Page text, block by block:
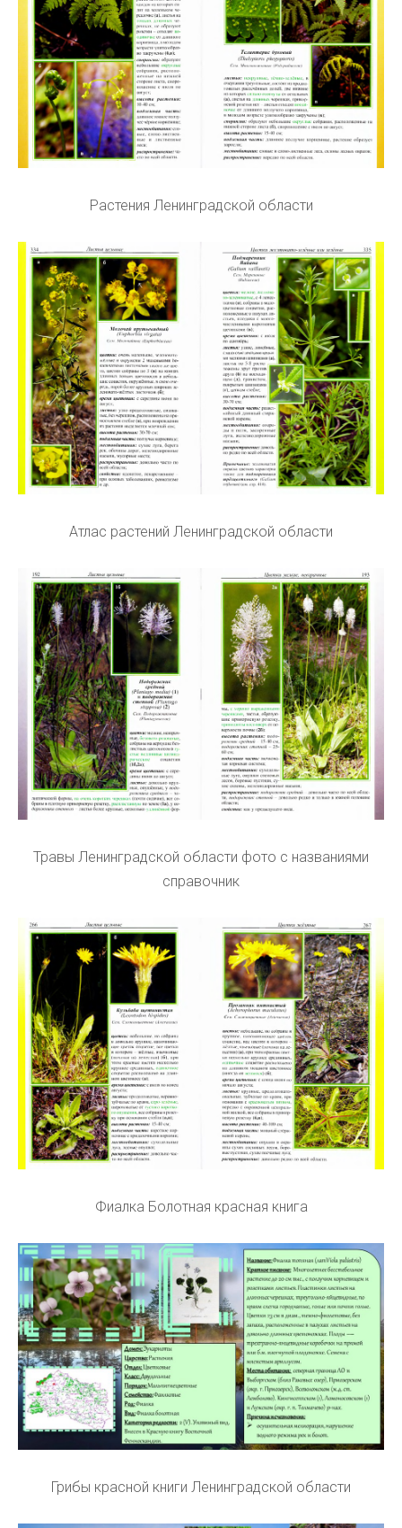
Растения Ленинградской области
Атлас растений Ленинградской области
Травы Ленинградской области фото с названиями
справочник
Фиалка Болотная красная книга
Грибы красной книги Ленинградской области